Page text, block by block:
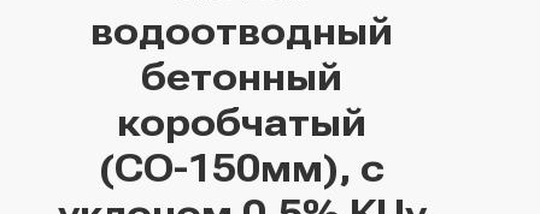
водоотводный
бетонный
коробчатый
(СО-150мм), с